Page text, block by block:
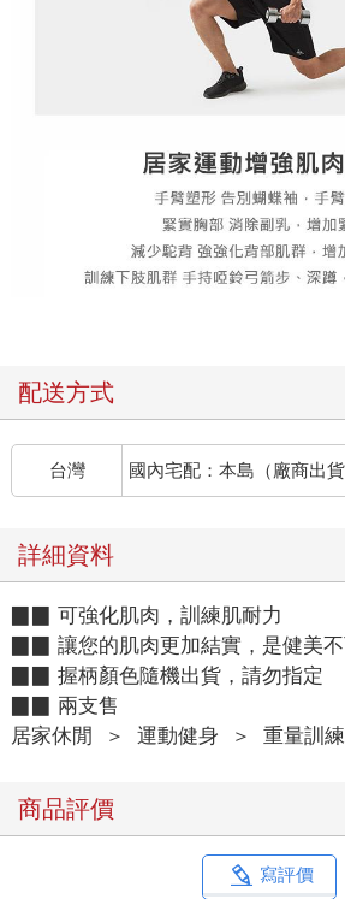
配送方式
台灣 國內宅配：本島（廠商出貨
詳細資料
▉▉ 可強化肌肉，訓練肌耐力
▉▉ 讓您的肌肉更加結實，是健美
▉▉ 握柄顏色隨機出貨，請勿指定
▉▉ 兩支售
居家休閒
＞ 運動健身 ＞ 重量訓練
商品評價
寫評價